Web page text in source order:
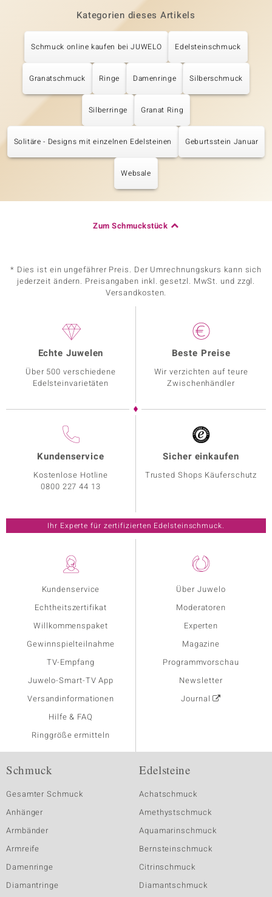
Kategorien dieses Artikels
Schmuck online kaufen bei JUWELO Edelsteinschmuck
Granatschmuck Ringe Damenringe Silberschmuck
Silberringe Granat Ring
Solitäre - Designs mit einzelnen Edelsteinen Geburtsstein Januar
Websale
Zum Schmuckstück
* Dies ist ein ungefährer Preis. Der Umrechnungskurs kann sich
jederzeit ändern. Preisangaben inkl. gesetzl. MwSt. und zzgl.
Versandkosten.
Kundenservice
Echtheitszertifikat
Willkommenspaket
Gewinnspielteilnahme
TV-Empfang
Juwelo-Smart-TV App
Versandinformationen
Hilfe & FAQ
Ringgröße ermitteln
Über Juwelo
Moderatoren
Experten
Magazine
Programmvorschau
Newsletter
Journal
Echte Juwelen
Über 500 verschiedene
Edelsteinvarietäten
Beste Preise
Wir verzichten auf teure
Zwischenhändler
Kundenservice
Kostenlose Hotline
0800 227 44 13
Sicher einkaufen
Trusted Shops Käuferschutz
Ihr Experte für zertifizierten Edelsteinschmuck.
Schmuck
Gesamter Schmuck
Anhänger
Armbänder
Armreife
Damenringe
Diamantringe
Edelsteine
Achatschmuck
Amethystschmuck
Aquamarinschmuck
Bernsteinschmuck
Citrinschmuck
Diamantschmuck